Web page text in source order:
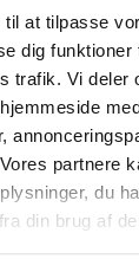
at tilpasse
dig
trafik. Vi deler
partnere
du
din brug af
løsninger
i EU/
at der er et